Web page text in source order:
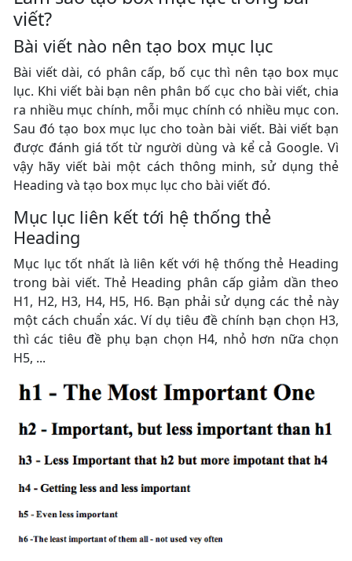
viết?
Bài viết nào nên tạo box mục lục
Bài viết dài, có phân cấp, bố cục thì nên tạo box mục
lục. Khi viết bài bạn nên phân bố cục cho bài viết, chia
ra nhiều mục chính, mỗi mục chính có nhiều mục con.
Sau đó tạo box mục lục cho toàn bài viết. Bài viết bạn
được đánh giá tốt từ người dùng và kể cả Google. Vì
vậy hãy viết bài một cách thông minh, sử dụng thẻ
Heading và tạo box mục lục cho bài viết đó.
Mục lục liên kết tới hệ thống thẻ
Heading
Mục lục tốt nhất là liên kết với hệ thống thẻ Heading
trong bài viết. Thẻ Heading phân cấp giảm dần theo
H1, H2, H3, H4, H5, H6. Bạn phải sử dụng các thẻ này
một cách chuẩn xác. Ví dụ tiêu đề chính bạn chọn H3,
thì các tiêu đề phụ bạn chọn H4, nhỏ hơn nữa chọn
H5, ...